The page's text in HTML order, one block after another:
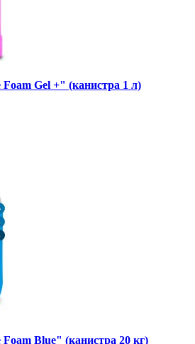
Gel +" (канистра 1 л)
Blue" (канистра 20 кг)